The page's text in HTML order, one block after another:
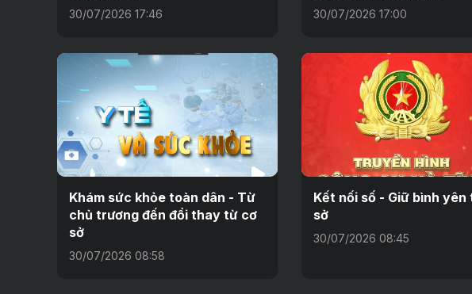
30/07/2026 17:46 30/07/2026 17:00
Khám sức khỏe toàn dân - Từ
chủ trương đến đổi thay từ cơ
sở
30/07/2026 08:58
Kết nối số - Giữ bình yên
sở
30/07/2026 08:45